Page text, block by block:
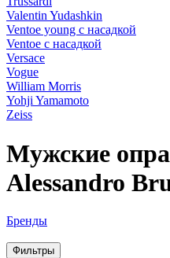
Valentin Yudashkin
Ventoe young с насадкой
Ventoe с насадкой
Versace
Vogue
William Morris
Yohji Yamamoto
Zeiss
Мужские
Alessandro
Бренды
Фильтры